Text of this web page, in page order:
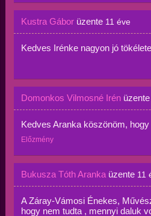
Kustra Gábor üzente 11 éve
Kedves Irénke nagyon jó
Domonkos Vilmosné Irén
Kedves Aranka köszönöm,
Előzmény
Bukusza Tóth Aranka üzente 11
A Záray-Vámosi Énekes,
hogy nem tudta , mennyi daluk